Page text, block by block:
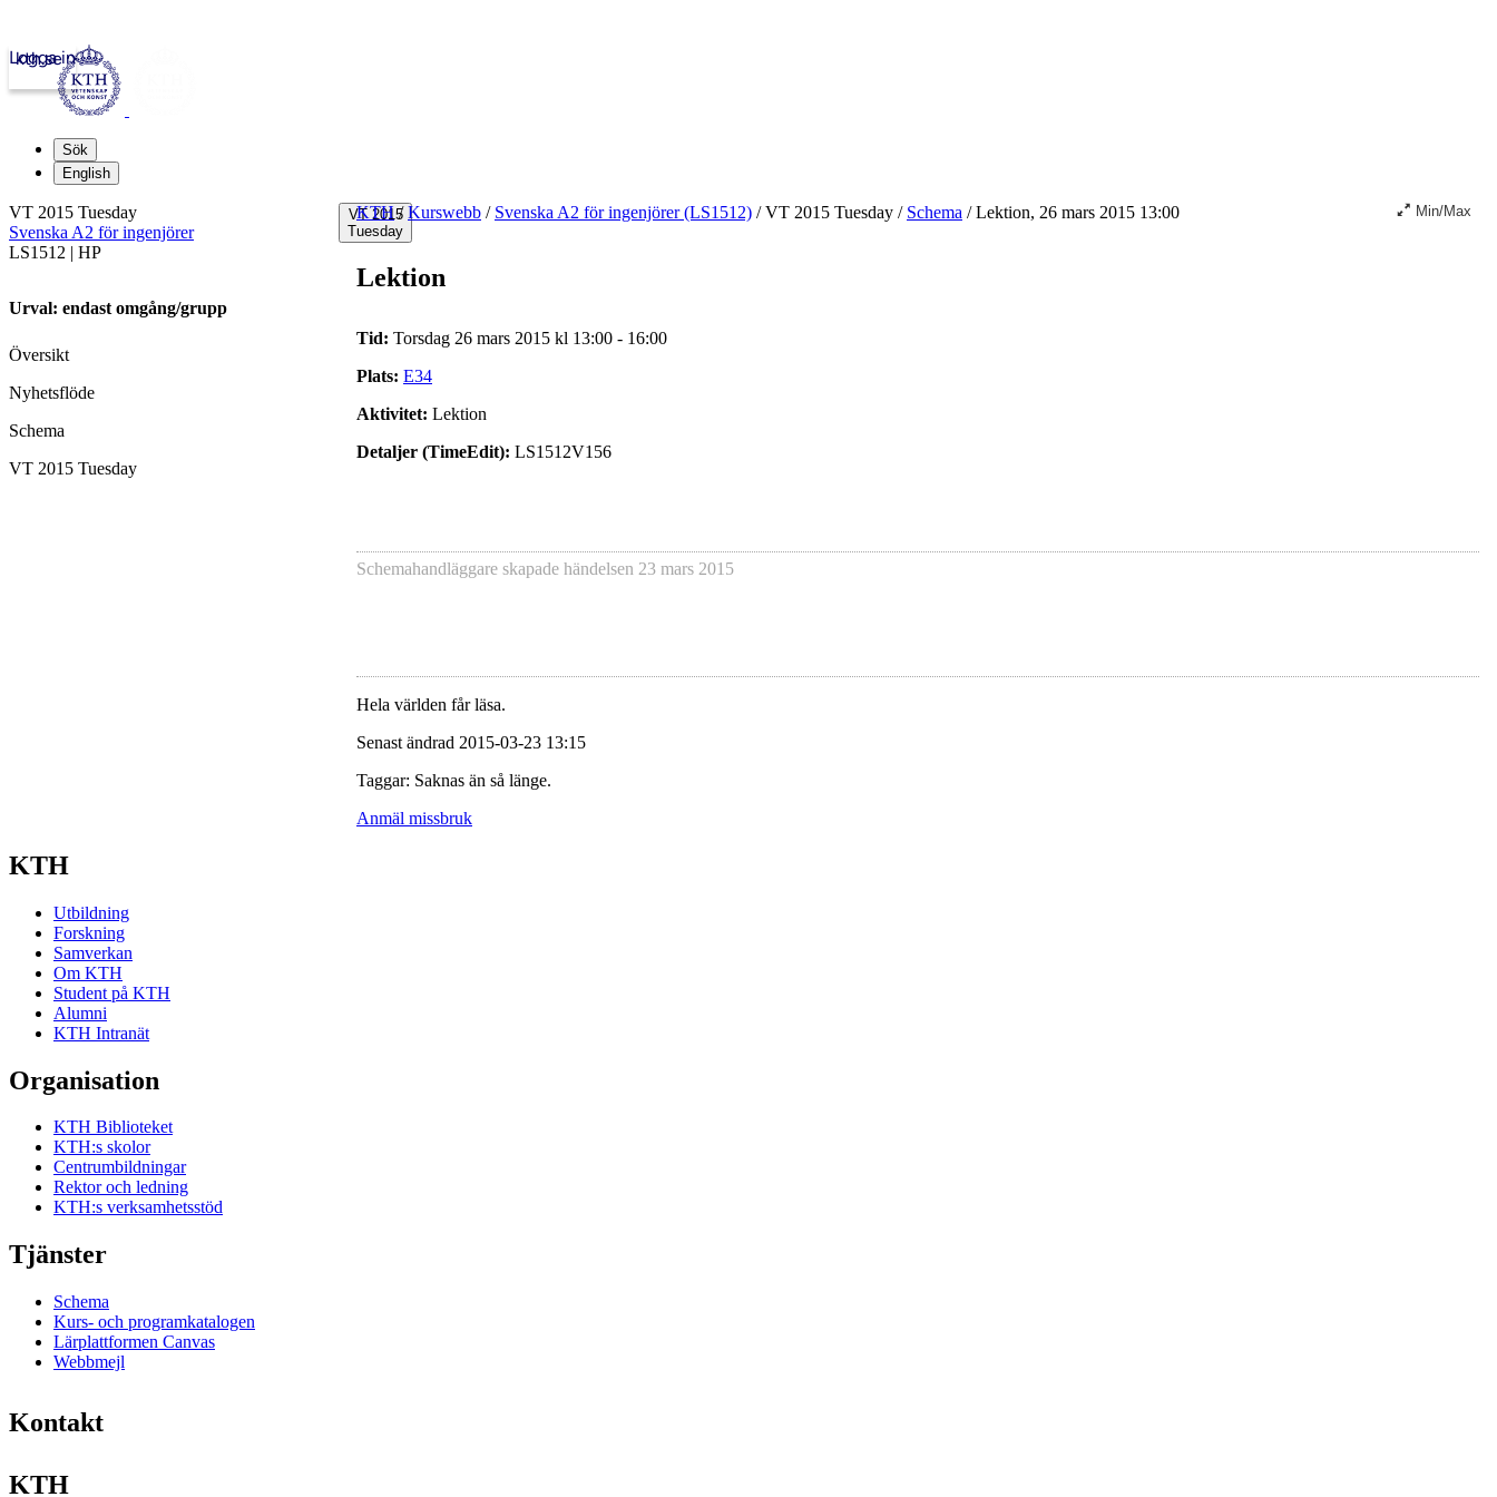
kth.se
Logga in
Sök
English
VT 2015
Tuesday
KTH / Kurswebb / Svenska A2 för ingenjörer (LS1512) /VT 2015 Tuesday / Schema /Lektion, 26 mars 2015 13:00 Min/Max
Lektion
Tid: Torsdag 26 mars 2015 kl 13:00 - 16:00
Plats: E34
Aktivitet: Lektion
Detaljer (TimeEdit): LS1512V156
Schemahandläggare skapade händelsen 23 mars 2015
Hela världen får läsa.
Senast ändrad 2015-03-23 13:15
Taggar: Saknas än så länge.
Anmäl missbruk
VT 2015 Tuesday
Svenska A2 för ingenjörer
LS1512 | HP
Urval: endast omgång/grupp
Översikt
Nyhetsflöde
Schema
VT 2015 Tuesday
KTH
Utbildning
Forskning
Samverkan
Om KTH
Student på KTH
Alumni
KTH Intranät
Organisation
KTH Biblioteket
KTH:s skolor
Centrumbildningar
Rektor och ledning
KTH:s verksamhetsstöd
Tjänster
Schema
Kurs- och programkatalogen
Lärplattformen Canvas
Webbmejl
Kontakt
KTH